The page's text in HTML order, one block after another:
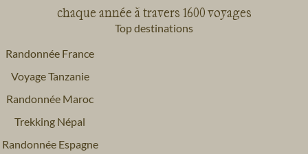
chaque année à travers 1600 voyages
Top destinations
Randonnée France
Voyage Tanzanie
Randonnée Maroc
Trekking Népal
Randonnée Espagne